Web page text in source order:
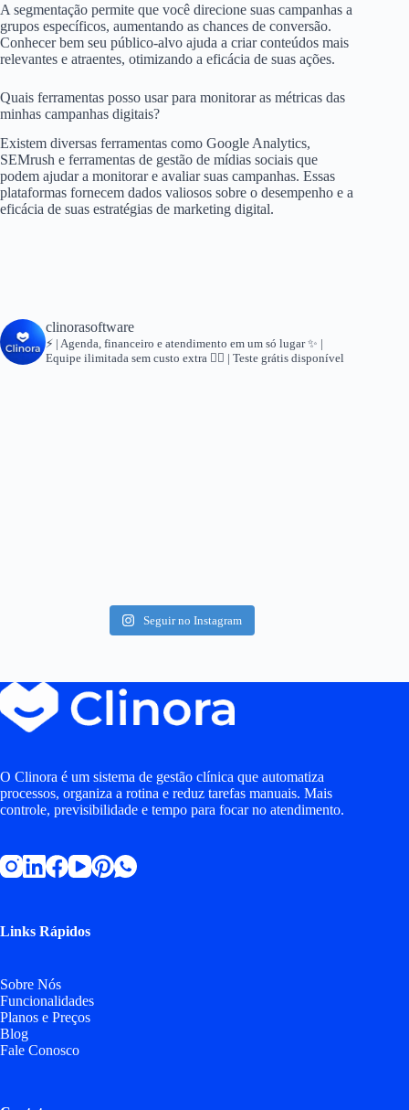
A segmentação permite que você direcione suas campanhas a
grupos específicos, aumentando as chances de conversão.
Conhecer bem seu público-alvo ajuda a criar conteúdos mais
relevantes e atraentes, otimizando a eficácia de suas ações.
Quais ferramentas posso usar para monitorar as métricas das
minhas campanhas digitais?
Existem diversas ferramentas como Google Analytics,
SEMrush e ferramentas de gestão de mídias sociais que
podem ajudar a monitorar e avaliar suas campanhas. Essas
plataformas fornecem dados valiosos sobre o desempenho e a
eficácia de suas estratégias de marketing digital.
clinorasoftware
⚡ | Agenda, financeiro e atendimento em um só lugar✨ |
Equipe ilimitada sem custo extra 👇🏻 | Teste grátis disponível
Seguir no Instagram
O Clinora é um sistema de gestão clínica que automatiza
processos, organiza a rotina e reduz tarefas manuais. Mais
controle, previsibilidade e tempo para focar no atendimento.
Links Rápidos
Sobre Nós
Funcionalidades
Planos e Preços
Blog
Fale Conosco